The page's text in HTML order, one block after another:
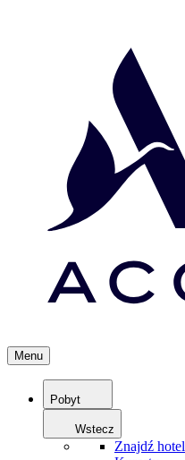
Menu
Pobyt
Wstecz
Znajdź hotel